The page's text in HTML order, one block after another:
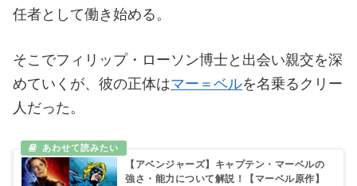
任者として働き始める。
そこでフィリップ・ローソン博士と出会い親交を深
めていくが、彼の正体はマー＝ベルを名乗るクリー
人だった。
【アベンジャーズ】キャプテン・マーベルの
強さ・能力について解説！【マーベル原作】